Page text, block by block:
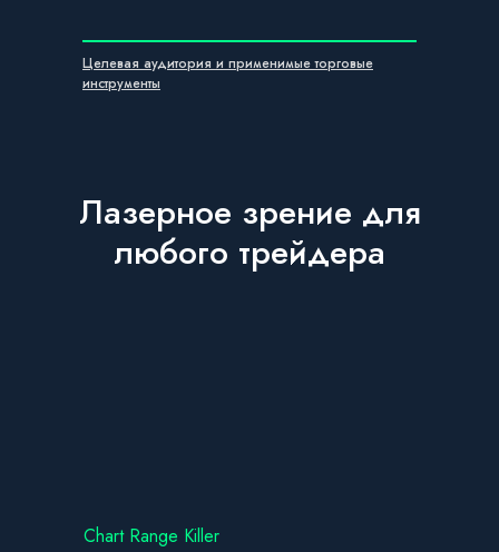
Целевая аудитория и применимые торговые
инструменты
Лазерное зрение для
любого трейдера
Chart Range Killer